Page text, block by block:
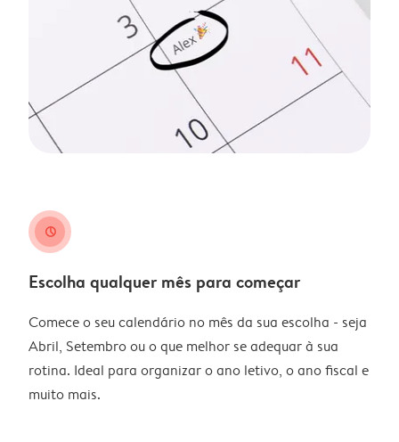
clock
Escolha qualquer mês para começar
Comece o seu calendário no mês da sua escolha - seja
Abril, Setembro ou o que melhor se adequar à sua
rotina. Ideal para organizar o ano letivo, o ano fiscal e
muito mais.